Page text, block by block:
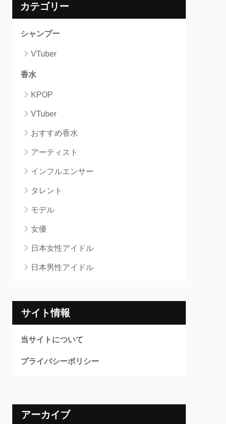
カテゴリー
シャンプー
VTuber
香水
KPOP
VTuber
おすすめ香水
アーティスト
インフルエンサー
タレント
モデル
女優
日本女性アイドル
日本男性アイドル
サイト情報
当サイトについて
プライバシーポリシー
アーカイブ